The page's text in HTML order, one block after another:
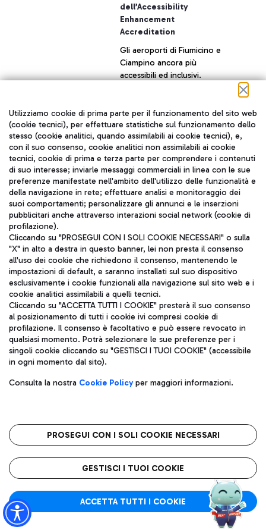
dell’Accessibility
Enhancement
Accreditation
Gli aeroporti di Fiumicino e
Ciampino ancora più
accessibili ed inclusivi.
ancora nell'accreditamento
internazionale "AEA
Accessibility Enhancement
Accreditation" , che misura
il livello di accessibilità delle
infrastrutture per le
persone a ridotta mobilità o
con disabilità, ottenendo il
livello 2.
+ Approfondisci
10 aprile 2025
Confermate le
prestigiose 5 Stelle
Skytrax all’aeroporto di
Fiumicino
sale all’ottavo posto nella
World’s Top 10 Airports of
2025, eccellenza italiana in
campo internazionale
+ Approfondisci
9 aprile 2025
All’aeroporto di
Fiumicino “The Last
Tableau” di Armondo
riscrittura visiva dell’“Ultima
cena” di Leonardo Da Vinci
Sciopero del trasporto
Utilizziamo cookie di prima parte per il funzionamento del sito web
(cookie tecnici), per effettuare statistiche sul funzionamento dello
stesso (cookie analitici, quando assimilabili ai cookie tecnici), e,
con il suo consenso, cookie analitici non assimilabili ai cookie
tecnici, cookie di prima e terza parte per comprendere i contenuti
di suo interesse; inviarle messaggi commerciali in linea con le sue
preferenze manifestate nell'ambito dell'utilizzo delle funzionalità e
della navigazione in rete; effettuare analisi e monitoraggio dei
suoi comportamenti; personalizzare gli annunci e le inserzioni
pubblicitari anche attraverso interazioni social network (cookie di
profilazione).
Cliccando su "PROSEGUI CON I SOLI COOKIE NECESSARI" o sulla
"X" in alto a destra in questo banner, lei non presta il consenso
all'uso dei cookie che richiedono il consenso, mantenendo le
impostazioni di default, e saranno installati sul suo dispositivo
esclusivamente i cookie funzionali alla navigazione sul sito web e i
cookie analitici assimilabili a quelli tecnici.
Cliccando su "ACCETTA TUTTI I COOKIE" presterà il suo consenso
al posizionamento di tutti i cookie ivi compresi cookie di
profilazione. Il consenso è facoltativo e può essere revocato in
qualsiasi momento. Potrà selezionare le sue preferenze per i
singoli cookie cliccando su "GESTISCI I TUOI COOKIE" (accessibile
in ogni momento dal sito).
Consulta la nostra Cookie Policyper maggiori informazioni.
PROSEGUI CON I SOLI COOKIE NECESSARI
GESTISCI I TUOI COOKIE
ACCETTA TUTTI I COOKIE